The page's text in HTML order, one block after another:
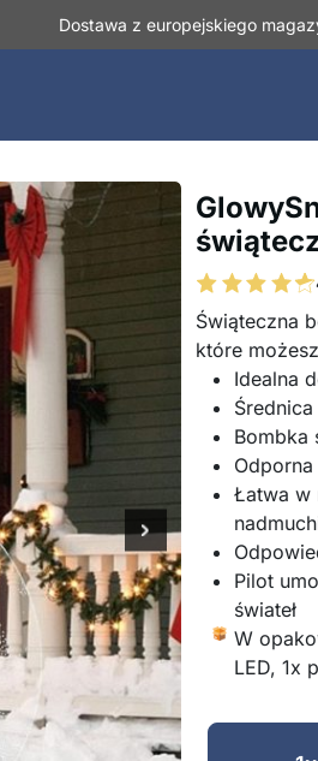
Dostawa z europejskiego
Świąteczna
które
Idealna
Bombka
Łatwa w
Pilot
świateł
W
LED, 1x